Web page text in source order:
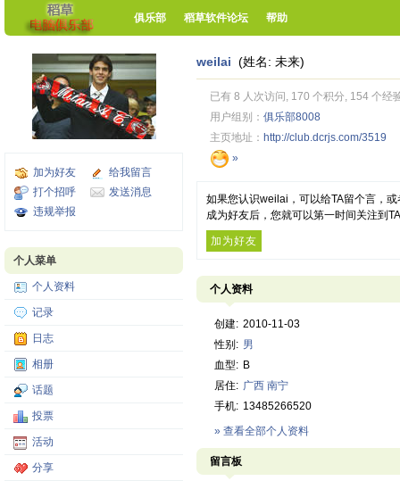
俱乐部 稻草软件论坛 帮助
加为好友
给我留言
打个招呼
发送消息
违规举报
个人菜单
个人资料
记录
日志
相册
话题
投票
活动
分享
weilai (姓名: 未来)
已有 8 人次访问, 170 个积分, 154 个经
用户组别： 俱乐部8008
主页地址： http://club.dcrjs.com/3519
»
如果您认识weilai，可以给TA留个言，
成为好友后，您就可以第一时间关注到
加为好友
个人资料
创建: 2010-11-03
性别: 男
血型: B
居住: 广西 南宁
手机: 13485266520
» 查看全部个人资料
留言板